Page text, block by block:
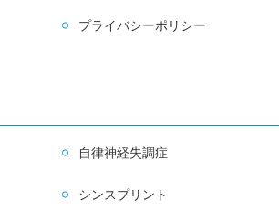
プライバシーポリシー
自律神経失調症
シンスプリント